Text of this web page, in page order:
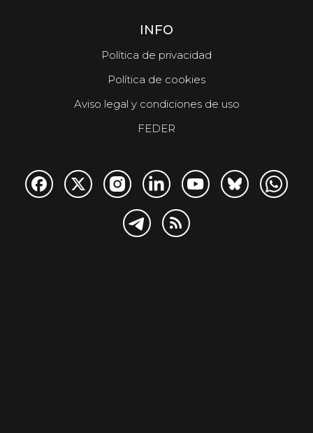
INFO
Política de privacidad
Política de cookies
Aviso legal y condiciones de uso
FEDER